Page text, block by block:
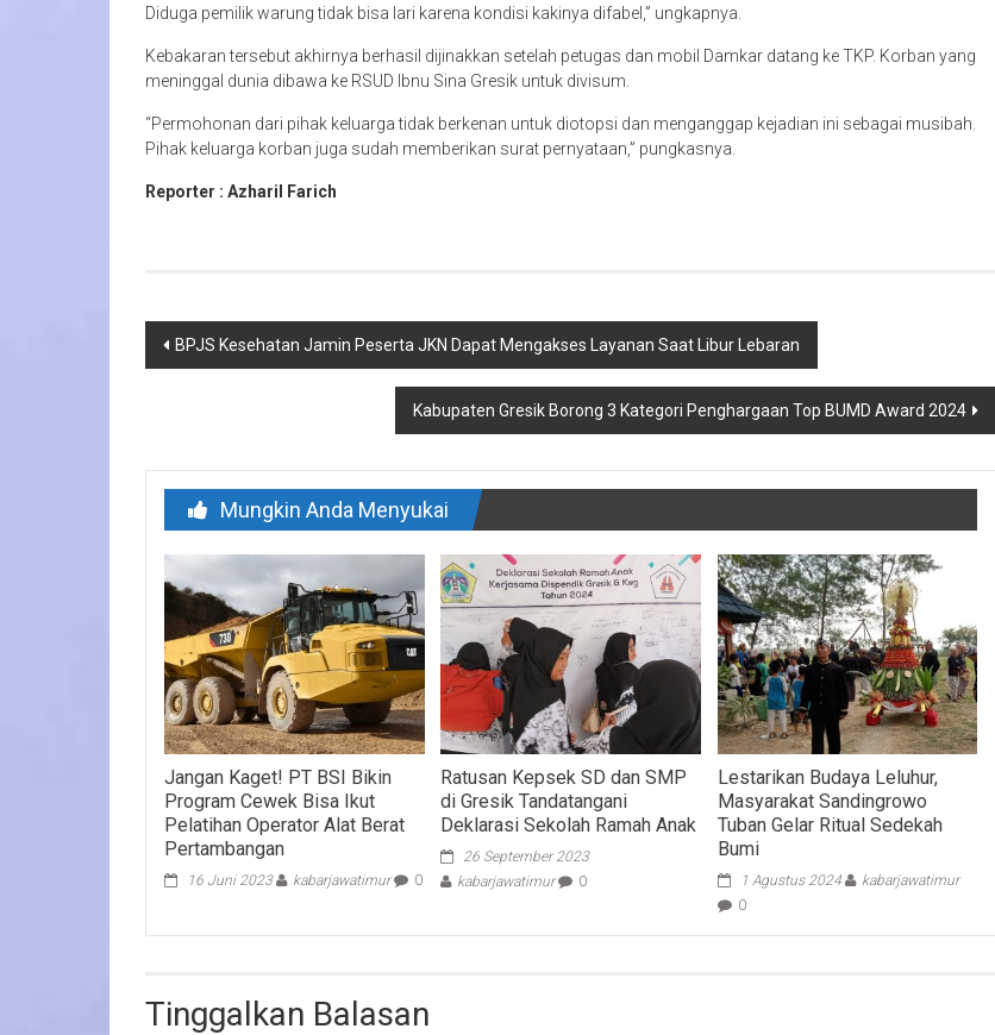
Diduga pemilik warung tidak bisa lari karena kondisi kakinya difabel,” ungkapnya.
Kebakaran tersebut akhirnya berhasil dijinakkan setelah petugas dan mobil Damkar datang ke TKP. Korban yang
meninggal dunia dibawa ke RSUD Ibnu Sina Gresik untuk divisum.
“Permohonan dari pihak keluarga tidak berkenan untuk diotopsi dan menganggap kejadian ini sebagai musibah.
Pihak keluarga korban juga sudah memberikan surat pernyataan,” pungkasnya.
Reporter : Azharil Farich
Navigasi
BPJS Kesehatan Jamin Peserta JKN Dapat Mengakses Layanan Saat Libur Lebaran
Kabupaten Gresik Borong 3 Kategori Penghargaan Top BUMD Award 2024
Mungkin Anda Menyukai
Jangan Kaget! PT BSI Bikin
Program Cewek Bisa Ikut
Pelatihan Operator Alat Berat
Pertambangan
16 Juni 2023 kabarjawatimur 0
Ratusan Kepsek SD dan SMP
di Gresik Tandatangani
Deklarasi Sekolah Ramah Anak
26 September 2023
kabarjawatimur
0
Lestarikan Budaya Leluhur,
Masyarakat Sandingrowo
Tuban Gelar Ritual Sedekah
Bumi
1 Agustus 2024
kabarjawatimur
0
Tinggalkan Balasan